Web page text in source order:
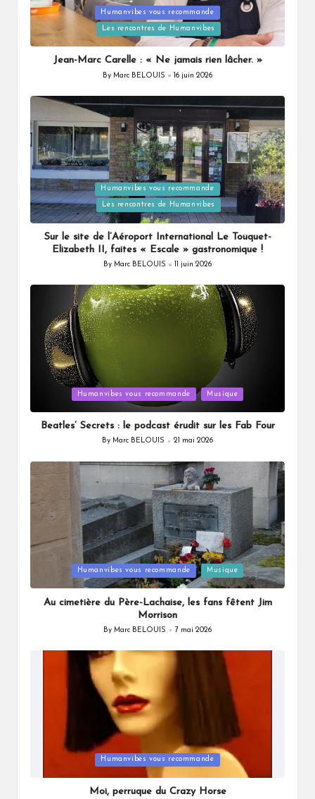
Posted
Humanvibes vous recommande
Les rencontres de Humanvibes
Jean-Marc Carelle : « Ne jamais rien lâcher. »
Posted
By Marc BELOUIS 16 juin 2026
Posted
in
Humanvibes vous recommande
Les rencontres de Humanvibes
Sur le site de l’Aéroport International Le Touquet-
Elizabeth II, faites « Escale » gastronomique !
Posted
By Marc BELOUIS 11 juin 2026
Humanvibes vous recommande Musique
Beatles’ Secrets : le podcast érudit sur les Fab Four
Posted
By Marc BELOUIS 21 mai 2026
Humanvibes vous recommande Musique
Au cimetière du Père-Lachaise, les fans fêtent Jim
Morrison
Posted
By Marc BELOUIS 7 mai 2026
Humanvibes vous recommande
Moi, perruque du Crazy Horse